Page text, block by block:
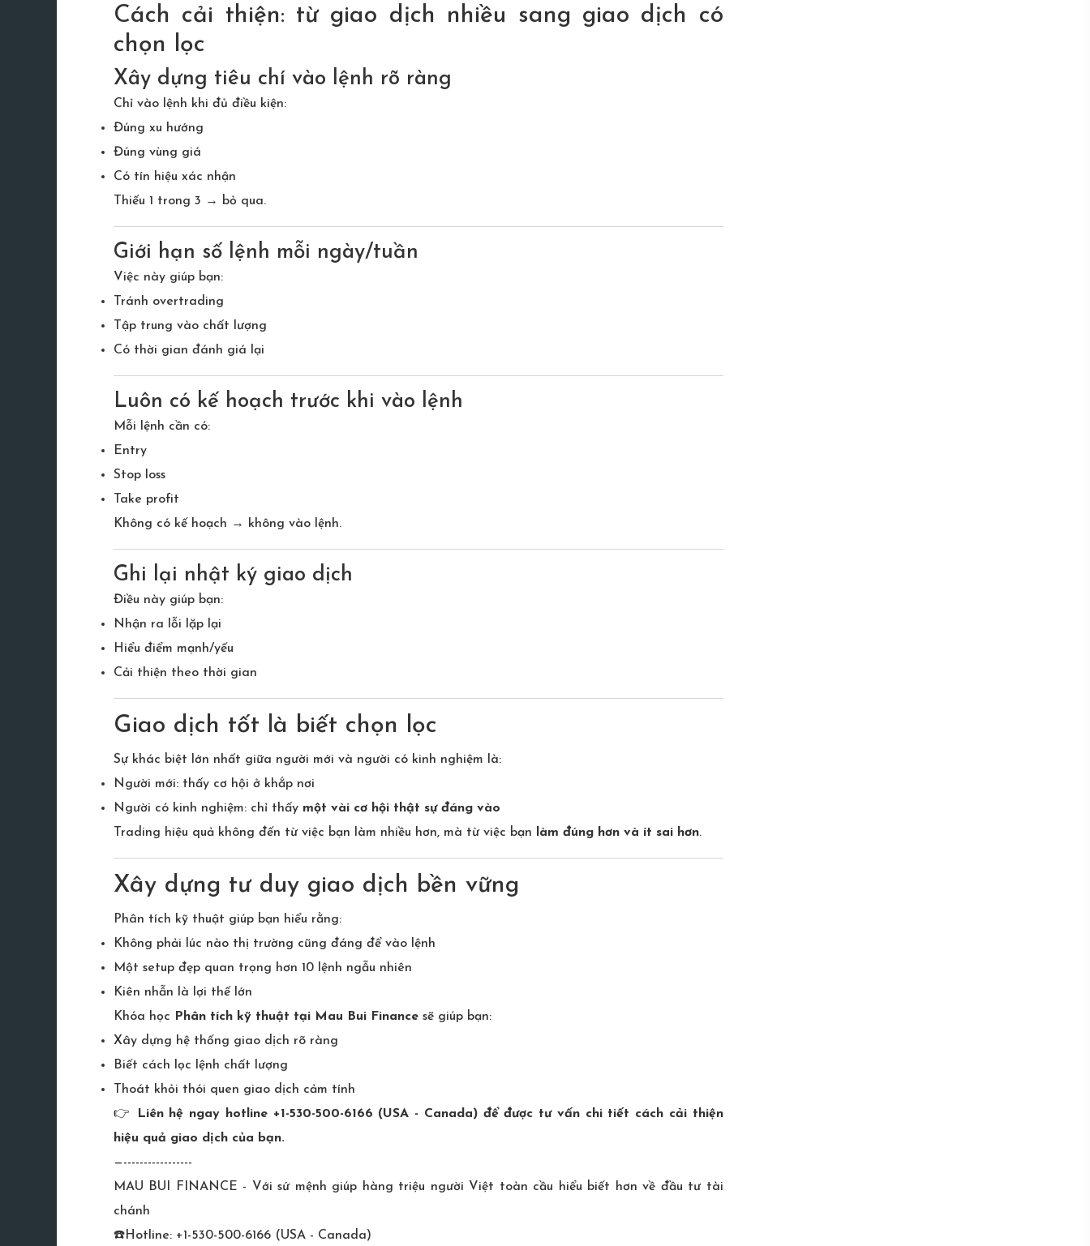
Cách cải thiện: từ giao dịch nhiều sang giao dịch có
chọn lọc
Xây dựng tiêu chí vào lệnh rõ ràng
Chỉ vào lệnh khi đủ điều kiện:
Đúng xu hướng
Đúng vùng giá
Có tín hiệu xác nhận
Thiếu 1 trong 3 → bỏ qua.
Giới hạn số lệnh mỗi ngày/tuần
Việc này giúp bạn:
Tránh overtrading
Tập trung vào chất lượng
Có thời gian đánh giá lại
Luôn có kế hoạch trước khi vào lệnh
Mỗi lệnh cần có:
Entry
Stop loss
Take profit
Không có kế hoạch → không vào lệnh.
Ghi lại nhật ký giao dịch
Điều này giúp bạn:
Nhận ra lỗi lặp lại
Hiểu điểm mạnh/yếu
Cải thiện theo thời gian
Giao dịch tốt là biết chọn lọc
Sự khác biệt lớn nhất giữa người mới và người có kinh nghiệm là:
Người mới: thấy cơ hội ở khắp nơi
Người có kinh nghiệm: chỉ thấy một vài cơ hội thật sự đáng vào
Trading hiệu quả không đến từ việc bạn làm nhiều hơn, mà từ việc bạn
làm đúng hơn và ít sai hơn.
Xây dựng tư duy giao dịch bền vững
Phân tích kỹ thuật giúp bạn hiểu rằng:
Không phải lúc nào thị trường cũng đáng để vào lệnh
Một setup đẹp quan trọng hơn 10 lệnh ngẫu nhiên
Kiên nhẫn là lợi thế lớn
Khóa học
Phân tích kỹ thuật tại Mau Bui Finance sẽ giúp bạn:
Xây dựng hệ thống giao dịch rõ ràng
Biết cách lọc lệnh chất lượng
Thoát khỏi thói quen giao dịch cảm tính
👉
Liên hệ ngay hotline +1-530-500-6166 (USA - Canada) để được tư vấn chi tiết cách cải thiện
hiệu quả giao dịch của bạn.
—-----------------
MAU BUI FINANCE - Với sứ mệnh giúp hàng triệu người Việt toàn cầu hiểu biết hơn về đầu tư tài
chánh
☎️Hotline: +1-530-500-6166 (USA - Canada)